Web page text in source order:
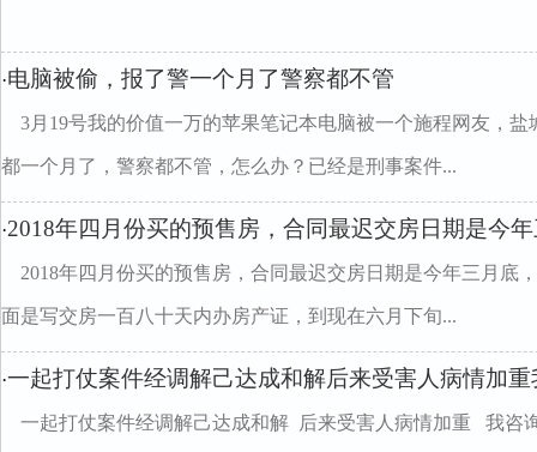
·电脑被偷，报了警一个月了警察都不管
3月19号我的价值一万的苹果笔记本电脑被一个施程网友，
都一个月了，警察都不管，怎么办？已经是刑事案件...
·2018年四月份买的预售房，合同最迟交房日期是今
2018年四月份买的预售房，合同最迟交房日期是今年三月底
面是写交房一百八十天内办房产证，到现在六月下旬...
·一起打仗案件经调解己达成和解后来受害人病情加重
一起打仗案件经调解己达成和解 后来受害人病情加重 我咨